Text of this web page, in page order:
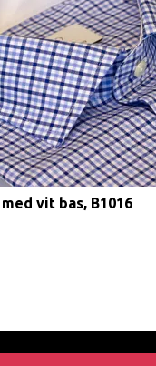
vit bas, B1016